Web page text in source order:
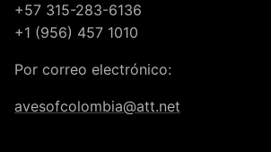
+57 315-283-6136
+1 (956) 457 1010
Por correo electrónico:
avesofcolombia@att.net